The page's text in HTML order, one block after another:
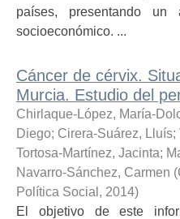
países, presentando un
socioeconómico. ...
Cáncer de cérvix.
Murcia. Estudio del
Chirlaque-López, María-
Diego; Cirera-Suárez, Lluís;
Tortosa-Martínez, Jacinta;
Navarro-Sánchez, Carmen (
Política Social , 2014)
El objetivo de este